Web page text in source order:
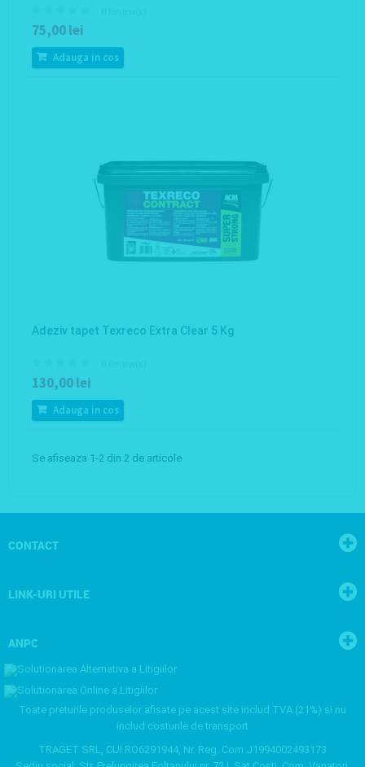
75,00 lei
Adauga in cos
Adeziv tapet Texreco Extra Clear 5 Kg
130,00 lei
Adauga in cos
Se afiseaza 1-2 din 2 de articole
CONTACT
LINK-URI UTILE
ANPC
Toate preturile produselor afisate pe acest site includ TVA (21%) si nu
includ costurile de transport
TRAGET SRL, CUI RO6291944, Nr. Reg. Com J1994002493173